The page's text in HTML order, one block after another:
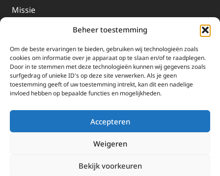
Beheer toestemming
Om de beste ervaringen te bieden, gebruiken wij technologieën zoals
cookies om informatie over je apparaat op te slaan en/of te raadplegen.
Door in te stemmen met deze technologieën kunnen wij gegevens zoals
surfgedrag of unieke ID's op deze site verwerken. Als je geen
toestemming geeft of uw toestemming intrekt, kan dit een nadelige
invloed hebben op bepaalde functies en mogelijkheden.
Accepteren
Weigeren
Bekijk voorkeuren
Missie
EWTN-Team
Organisatiegegevens
Doneren
EWTN wordt uitsluitend gefinancierd door uw donaties.
Wij ontvangen bewust geen advertentie-inkomsten of